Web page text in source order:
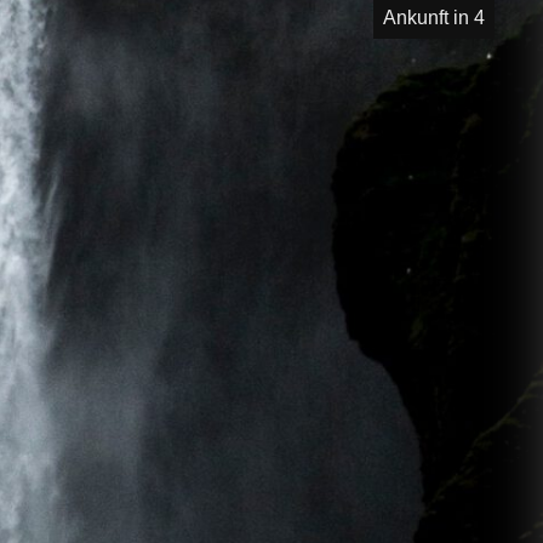
Ankunft in 4